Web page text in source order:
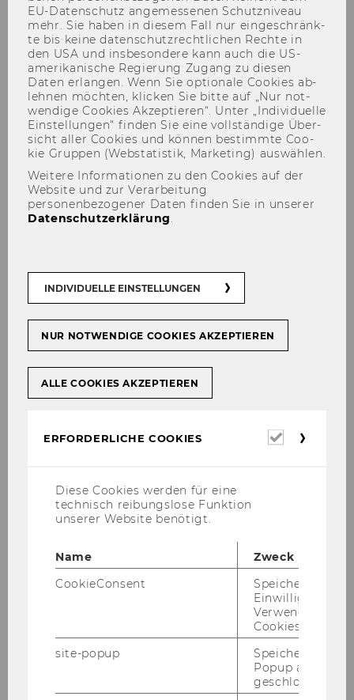
Vergangene Projekte
EU-​Datenschutz an­ge­mes­se­nen Schutz­ni­veau
mehr. Sie haben in die­sem Fall nur ein­ge­schränk­
te bis keine da­ten­schutz­recht­li­chen Rech­te in
den USA und ins­be­son­de­re kann auch die US-​
amerikanische Re­gie­rung Zu­gang zu die­sen
Daten er­lan­gen. Wenn Sie op­tio­na­le Coo­kies ab­
leh­nen möch­ten, kli­cken Sie bitte auf „Nur not­
wen­di­ge Coo­kies Ak­zep­tie­ren“. Unter „In­di­vi­du­el­le
Ein­stel­lun­gen“ fin­den Sie eine voll­stän­di­ge Über­
sicht aller Coo­kies und kön­nen be­stimm­te Coo­
kie Grup­pen (Web­sta­tis­tik, Mar­ke­ting) aus­wäh­len.
Weitere Informationen zu den Cookies auf der
Website und zur Verarbeitung
personenbezogener Daten finden Sie in unserer
Datenschutzerklärung
INDIVIDUELLE EINSTELLUNGEN
NUR NOTWENDIGE COOKIES AKZEPTIEREN
ALLE COOKIES AKZEPTIEREN
ERFORDERLICHE COOKIES
Diese Cookies werden für eine
technisch reibungslose Funktion
unserer Website benötigt.
Name
Zweck
CookieConsent
Speichert Ihre
Einwilligung zur
Verwendung von
Cookies.
site-popup
Speichert ob ein
Popup
geschlossen